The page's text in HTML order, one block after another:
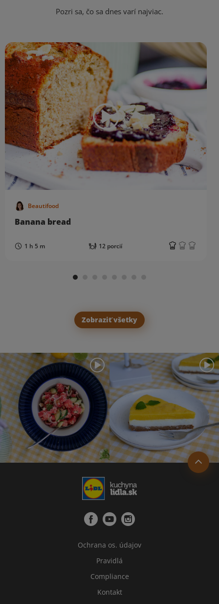
Pozri sa, čo sa dnes varí najviac.
Beautifood
Banana bread
1 h 5 m 12 porcií
Zobraziť všetky
Ochrana os. údajov
Pravidlá
Compliance
Kontakt